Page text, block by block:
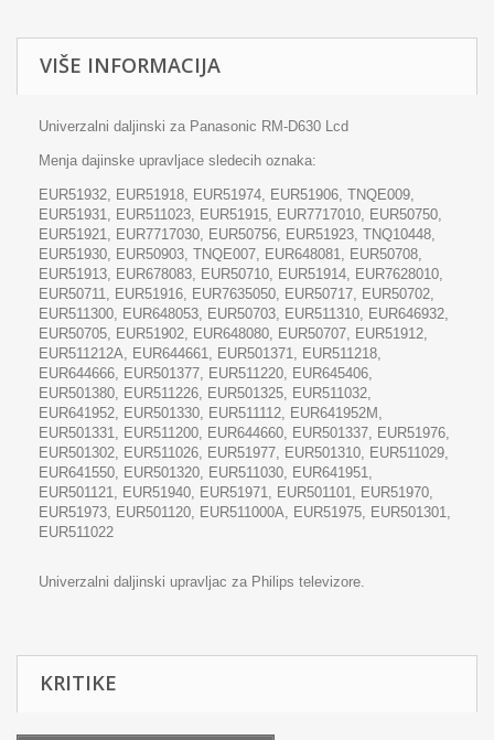
VIŠE INFORMACIJA
Univerzalni daljinski za Panasonic RM-D630 Lcd
Menja dajinske upravljace sledecih oznaka:
EUR51932, EUR51918, EUR51974, EUR51906, TNQE009,
EUR51931, EUR511023, EUR51915, EUR7717010, EUR50750,
EUR51921, EUR7717030, EUR50756, EUR51923, TNQ10448,
EUR51930, EUR50903, TNQE007, EUR648081, EUR50708,
EUR51913, EUR678083, EUR50710, EUR51914, EUR7628010,
EUR50711, EUR51916, EUR7635050, EUR50717, EUR50702,
EUR511300, EUR648053, EUR50703, EUR511310, EUR646932,
EUR50705, EUR51902, EUR648080, EUR50707, EUR51912,
EUR511212A, EUR644661, EUR501371, EUR511218,
EUR644666, EUR501377, EUR511220, EUR645406,
EUR501380, EUR511226, EUR501325, EUR511032,
EUR641952, EUR501330, EUR511112, EUR641952M,
EUR501331, EUR511200, EUR644660, EUR501337, EUR51976,
EUR501302, EUR511026, EUR51977, EUR501310, EUR511029,
EUR641550, EUR501320, EUR511030, EUR641951,
EUR501121, EUR51940, EUR51971, EUR501101, EUR51970,
EUR51973, EUR501120, EUR511000A, EUR51975, EUR501301,
EUR511022
Univerzalni daljinski upravljac za Philips televizore.
KRITIKE